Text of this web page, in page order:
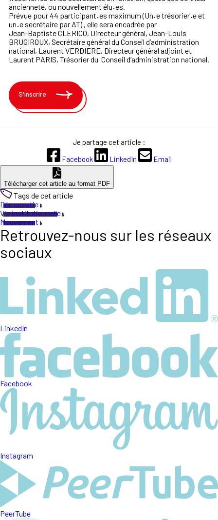
ancienneté, ou nouvellement élu·es.
Prévue pour 44 participant·es maximum (Un·e trésorier·e et
un·e secrétaire par AT) , elle sera encadrée par
Jean-Baptiste CLERICO, Directeur général, Jean-Louis
BRUGIROUX, Secrétaire général du Conseil d’administration
national, Laurent VERDIERE, Directeur général adjoint et
Laurent PARIS, Trésorier du Conseil d’administration national.
S'inscrire
Je partage cet article :
Facebook
LinkedIn Email
Télécharger cet article au format PDF
Tags de cet article
Démocratie
Vie institutionnelle
Mouvement
Retrouvez-nous sur les réseaux
sociaux
LinkedIn
Facebook
Instagram
PeerTube